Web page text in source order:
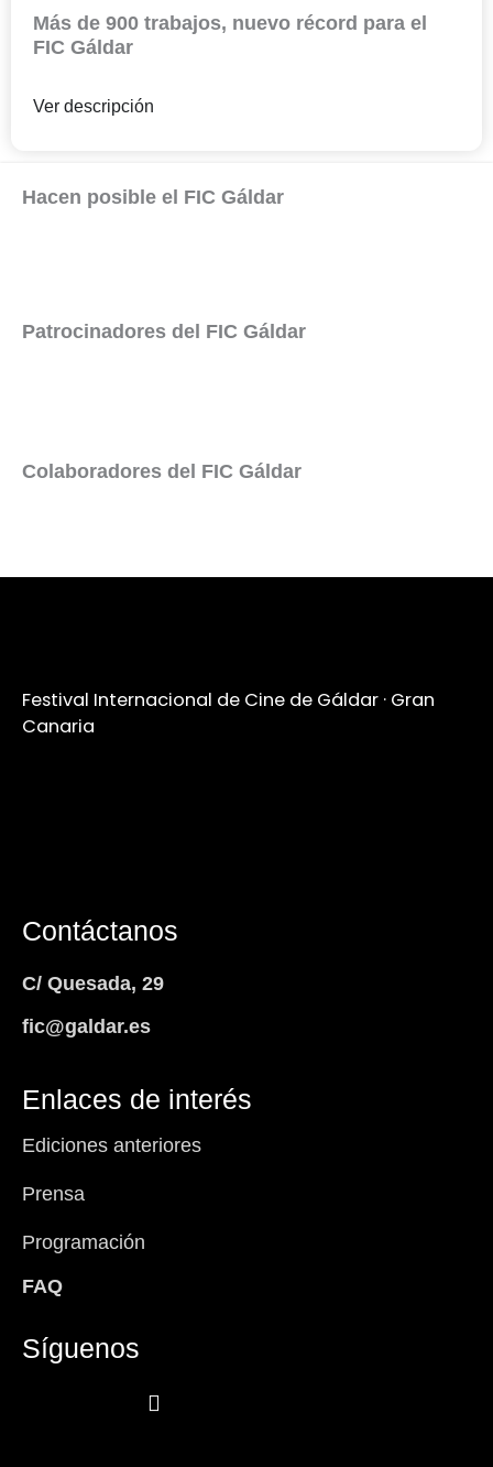
Más de 900 trabajos, nuevo récord para el
FIC Gáldar
Ver descripción
Hacen posible el FIC Gáldar
Patrocinadores del FIC Gáldar
Colaboradores del FIC Gáldar
Festival Internacional de Cine de Gáldar · Gran
Canaria
Contáctanos
C/ Quesada, 29
fic@galdar.es
Enlaces de interés
Ediciones anteriores
Prensa
Programación
FAQ
Síguenos
Instagram
Icon-
x